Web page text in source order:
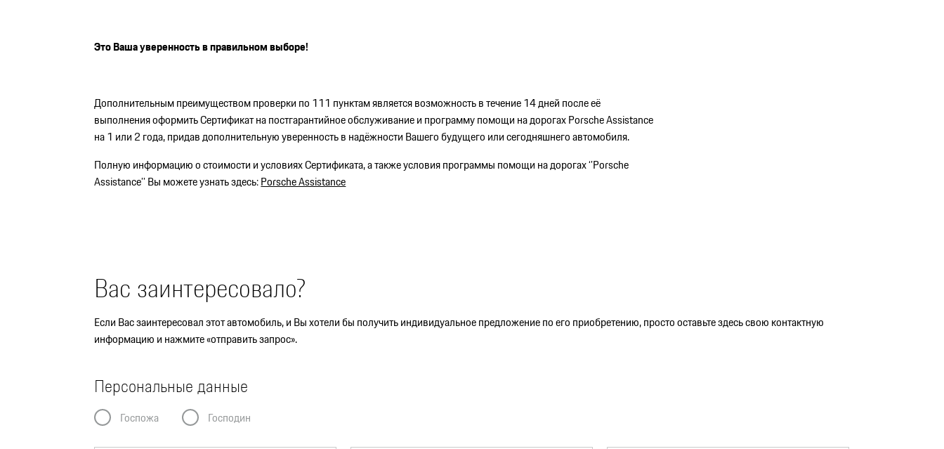
Это Ваша уверенность в правильном выборе!
Дополнительным преимуществом проверки по 111 пунктам является возможность в течение 14 дней после её
выполнения оформить Сертификат на постгарантийное обслуживание и программу помощи на дорогах Porsche Assistance
на 1 или 2 года, придав дополнительную уверенность в надёжности Вашего будущего или сегодняшнего автомобиля.
Полную информацию о стоимости и условиях Сертификата, а также условия программы помощи на дорогах ‘’Porsche
Assistance’’ Вы можете узнать здесь:Porsche Assistance
Вас заинтересовало?
Если Вас заинтересовал этот автомобиль, и Вы хотели бы получить индивидуальное предложение по его приобретению, просто оставьте здесь свою контактную
информацию и нажмите «отправить запрос».
Персональные данные
Госпожа Господин